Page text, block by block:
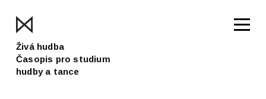
Živá hudba
Časopis pro studium
hudby a tance